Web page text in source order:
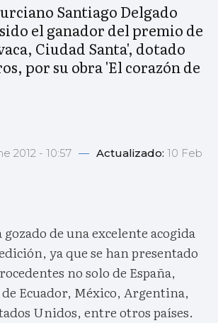
Santiago Delgado
el ganador del premio de
Ciudad Santa', dotado
por su obra 'El corazón de
2012 - 10:57 — Actualizado: 10 Feb
de una excelente acogida
ya que se han presentado
no solo de España,
Ecuador, México, Argentina,
Unidos, entre otros países.